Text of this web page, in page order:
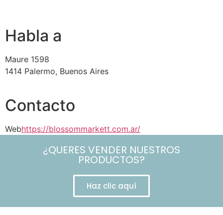
Habla a
Maure 1598
1414 Palermo, Buenos Aires
Contacto
Webhttps://blossommarkett.com.ar/
¿QUERES VENDER NUESTROS
PRODUCTOS?
Haz clic aquí